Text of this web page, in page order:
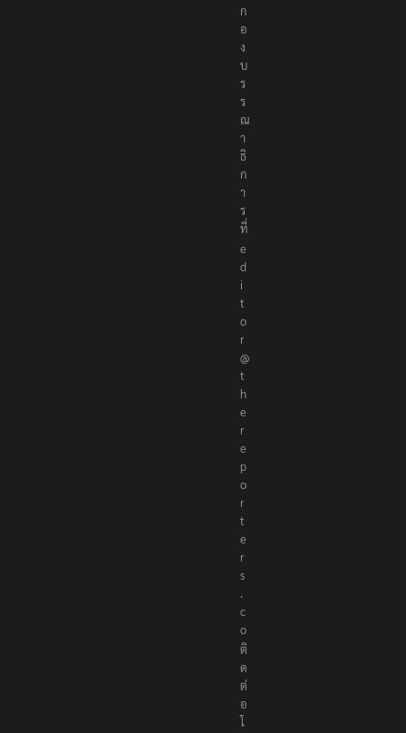
ก
อ
ง
บ
ร
ร
ณ
า
ธิ
ก
า
ร
ที่
e
d
i
t
o
r
@
t
h
e
r
e
p
o
r
t
e
r
s
.
c
o
ติ
ด
ต่
อ
โ